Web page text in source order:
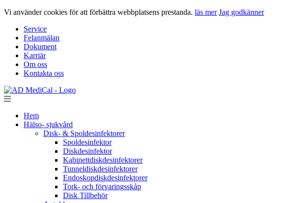
Vi använder cookies för att förbättra webbplatsens prestanda. läs mer Jag godkänner
Service
Felanmälan
Dokument
Karriär
Om oss
Kontakta oss
Hem
Hälso- sjukvård
Disk- & Spoldesinfektorer
Spoldesinfektor
Diskdesinfektor
Kabinettdiskdesinfektorer
Tunneldiskdesinfektorer
Endoskopdiskdesinfektorer
Tork- och förvaringsskåp
Disk Tillbehör